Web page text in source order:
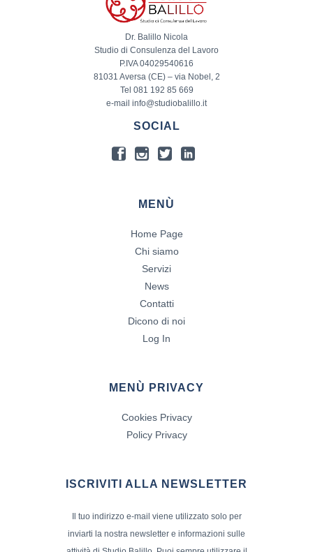
Dr. Balillo Nicola
Studio di Consulenza del Lavoro
P.IVA 04029540616
81031 Aversa (CE) – via Nobel, 2
Tel 081 192 85 669
e-mail info@studiobalillo.it
SOCIAL
MENÙ
Home Page
Chi siamo
Servizi
News
Contatti
Dicono di noi
Log In
MENÙ PRIVACY
Cookies Privacy
Policy Privacy
ISCRIVITI ALLA NEWSLETTER
Il tuo indirizzo e-mail viene utilizzato solo per
inviarti la nostra newsletter e informazioni sulle